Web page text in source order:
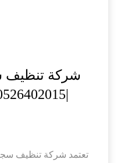
شركة تنظيف
تعتمد شركة تنظيف